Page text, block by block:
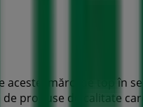
acestei mărci de top în
de produse de calitate